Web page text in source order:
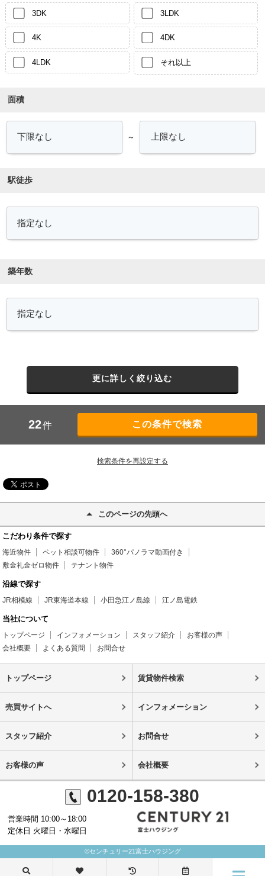
3DK 3LDK
4K 4DK
4LDK それ以上
面積
～
駅徒歩
築年数
更に詳しく絞り込む
22件
検索条件を再設定する
このページの先頭へ
こだわり条件で探す
海近物件 ペット相談可物件
360°パノラマ動画付き
敷金礼金ゼロ物件
テナント物件
沿線で探す
JR相模線 JR東海道本線 小田急江ノ島線 江ノ島電鉄
当社について
トップページ インフォメーション スタッフ紹介
お客様の声
会社概要
よくある質問 お問合せ
トップページ 賃貸物件検索
売買サイトへ インフォメーション
スタッフ紹介 お問合せ
お客様の声 会社概要
0120-158-380
営業時間 10:00～18:00
定休日 火曜日・水曜日
©センチュリー21富士ハウジング